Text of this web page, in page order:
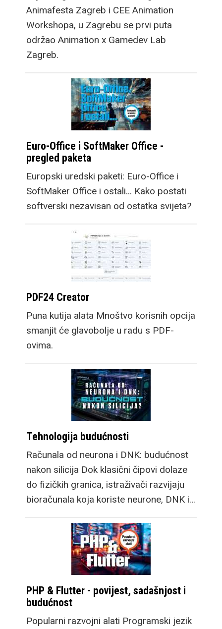
Animafesta Zagreb i CEE Animation
Workshopa, u Zagrebu se prvi puta
održao Animation x Gamedev Lab
Zagreb.
Euro-Office i SoftMaker Office -
pregled paketa
Europski uredski paketi: Euro-Office i
SoftMaker Office i ostali... Kako postati
softverski nezavisan od ostatka svijeta?
PDF24 Creator
Puna kutija alata Mnoštvo korisnih opcija
smanjit će glavobolje u radu s PDF-
ovima.
Tehnologija budućnosti
Računala od neurona i DNK: budućnost
nakon silicija Dok klasični čipovi dolaze
do fizičkih granica, istraživači razvijaju
bioračunala koja koriste neurone, DNK i…
PHP & Flutter - povijest, sadašnjost i
budućnost
Popularni razvojni alati Programski jezik